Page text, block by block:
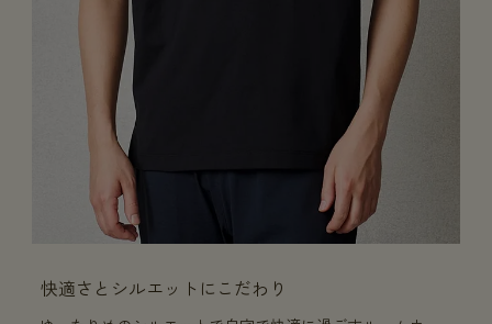
快適さとシルエットにこだわり